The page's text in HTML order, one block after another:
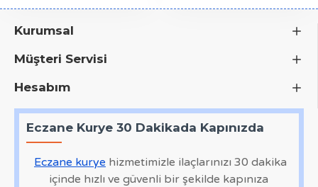
Kurumsal
Müşteri Servisi
Hesabım
Eczane Kurye 30 Dakikada Kapınızda
Eczane kurye hizmetimizle ilaçlarınızı 30 dakika
içinde hızlı ve güvenli bir şekilde kapınıza